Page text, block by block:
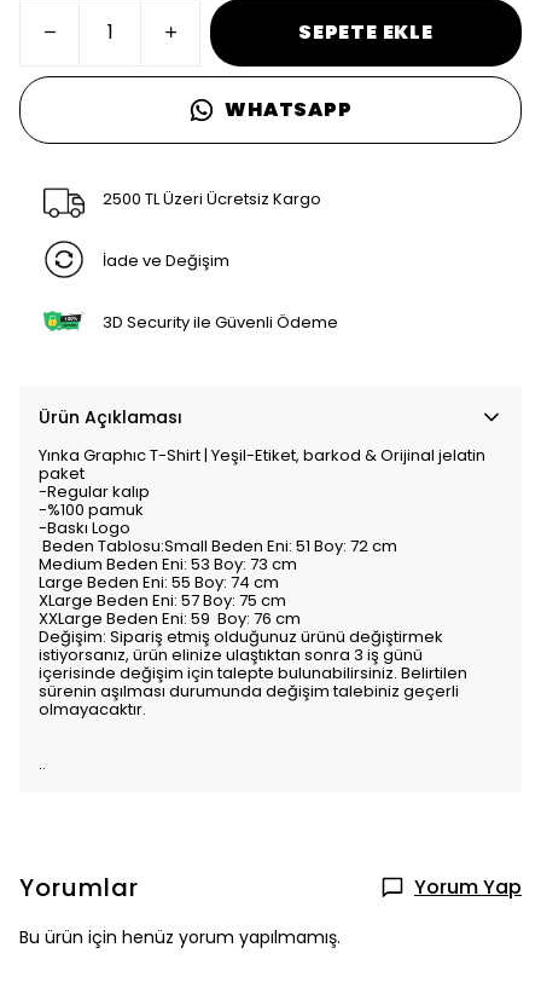
SEPETE EKLE
WHATSAPP
2500 TL Üzeri Ücretsiz Kargo
İade ve Değişim
3D Security ile Güvenli Ödeme
Ürün Açıklaması
Yınka Graphıc T-Shirt | Yeşil-Etiket, barkod & Orijinal jelatin
paket
-Regular kalıp
-%100 pamuk
-Baskı Logo
Beden Tablosu:Small Beden Eni: 51 Boy: 72 cm
Medium Beden Eni: 53 Boy: 73 cm
Large Beden Eni: 55 Boy: 74 cm
XLarge Beden Eni: 57 Boy: 75 cm
XXLarge Beden Eni: 59 Boy: 76 cm
Değişim: Sipariş etmiş olduğunuz ürünü değiştirmek
istiyorsanız, ürün elinize ulaştıktan sonra 3 iş günü
içerisinde değişim için talepte bulunabilirsiniz. Belirtilen
sürenin aşılması durumunda değişim talebiniz geçerli
olmayacaktır.
..
Yorumlar Yorum Yap
Bu ürün için henüz yorum yapılmamış.